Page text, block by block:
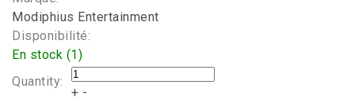
Modiphius Entertainment
Disponibilité:
En stock (1)
Quantity:
+ -